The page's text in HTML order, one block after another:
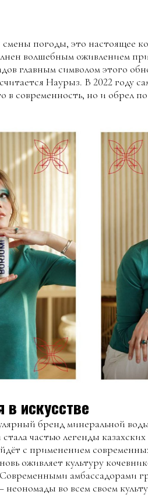
погоды, это настоящее
волшебным оживлением
главным символом этого
Наурыз. В 2022 году
в современность, но и обрел
искусстве
бренд минеральной
частью легенды
с применением
оживляет культуру
амбассадорами
во всем своем